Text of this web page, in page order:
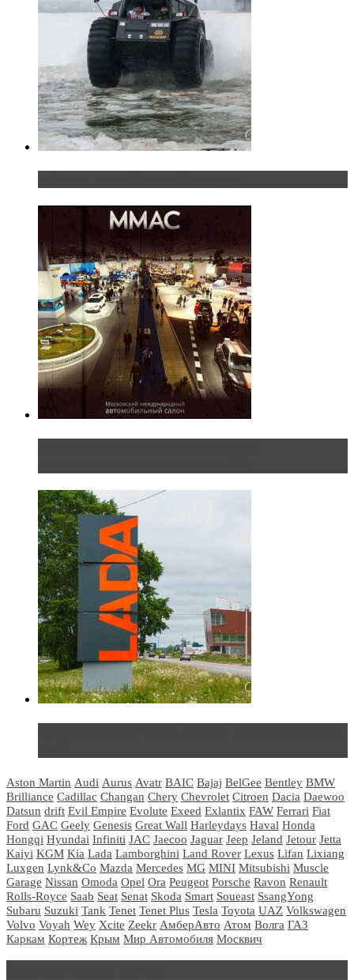
Aston Martin Audi Aurus Avatr BAIC Bajaj BelGee Bentley BMW
Brilliance Cadillac Changan Chery Chevrolet Citroen Dacia Daewoo
Datsun drift Evil Empire Evolute Exeed Exlantix FAW Ferrari Fiat
Ford GAC Geely Genesis Great Wall Harleydays Haval Honda
Hongqi Hyundai Infiniti JAC Jaecoo Jaguar Jeep Jeland Jetour Jetta
Kaiyi KGM Kia Lada Lamborghini Land Rover Lexus Lifan Lixiang
Luxgen Lynk&Co Mazda Mercedes MG MINI Mitsubishi Muscle
Garage Nissan Omoda Opel Ora Peugeot Porsche Ravon Renault
Rolls-Royce Saab Seat Senat Skoda Smart Soueast SsangYong
Subaru Suzuki Tank Tenet Tenet Plus Tesla Toyota UAZ Volkswagen
Volvo Voyah Wey Xcite Zeekr АмберАвто Атом Волга ГАЗ
Каркам Кортеж Крым Мир Автомобиля Москвич